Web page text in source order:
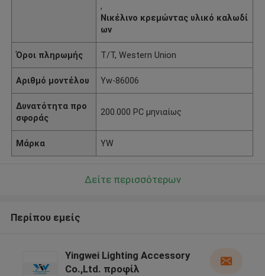
,
Νικέλινο κρεμώντας υλικό καλωδί
ων
Όροι πληρωμής T/T, Western Union
Αριθμό μοντέλου Yw-86006
Δυνατότητα προ
σφοράς
200.000 PC μηνιαίως
Μάρκα YW
Δείτε περισσότερων
Περίπου εμείς
Yingwei Lighting Accessory
Co.,Ltd. προφίλ